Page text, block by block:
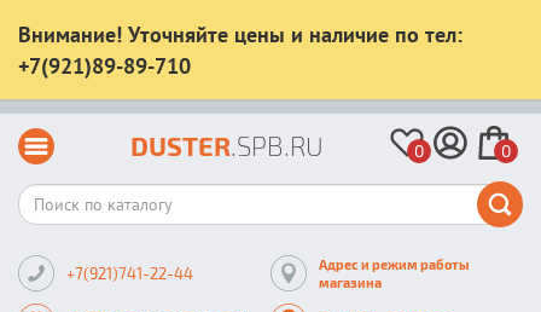
Внимание! Уточняйте цены и наличие по тел:
+7(921)89-89-710
DUSTER.SPB.RU 0 0
+7(921)741-22-44
Адрес и режим работы
магазина